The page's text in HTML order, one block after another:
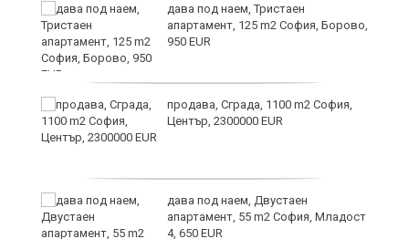
дава под наем, Тристаен
апартамент, 125 m2 София, Борово,
950 EUR
продава, Сграда, 1100 m2 София,
Център, 2300000 EUR
дава под наем, Двустаен
апартамент, 55 m2 София, Младост
4, 650 EUR